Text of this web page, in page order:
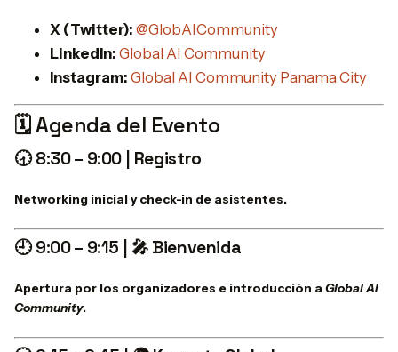
X (Twitter): @GlobAICommunity
LinkedIn: Global AI Community
Instagram: Global AI Community Panama City
🗓️ Agenda del Evento
🕣 8:30 – 9:00 | Registro
Networking inicial y check-in de asistentes.
🕘 9:00 – 9:15 | 🎤 Bienvenida
Apertura por los organizadores e introducción a Global AI
Community.